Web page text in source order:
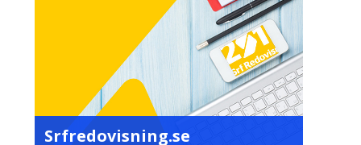
Srfredovisning.se